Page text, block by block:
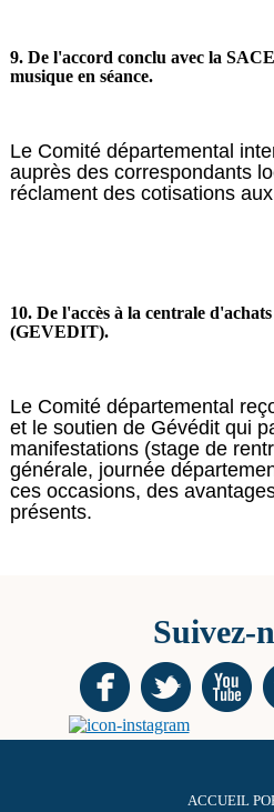
9. De l'accord conclu avec la
musique en séance.
Le Comité départemental
auprès des correspondants
réclament des cotisations
10. De l'accès à la centrale
(GEVEDIT).
Le Comité départemental
et le soutien de Gévédit qui
manifestations (stage de
générale, journée
ces occasions, des
présents.
Suivez-
ACCUEIL